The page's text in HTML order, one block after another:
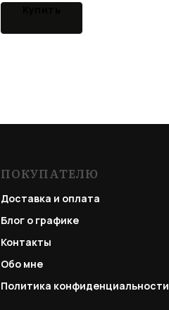
ПОКУПАТЕЛЮ
Доставка и оплата
Блог о графике
Контакты
Обо мне
Политика конфиденциальности